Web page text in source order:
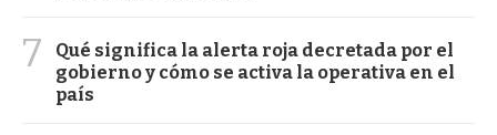
7
Qué significa la alerta roja decretada por el
gobierno y cómo se activa la operativa en el
país